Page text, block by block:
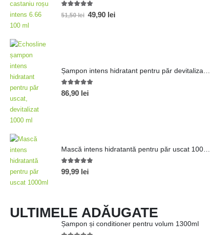
out of 5
51,50lei 49,90 lei
5.00out of 5
86,90 lei
4.80out of 5
99,99 lei
ULTIMELE ADĂUGATE
Șampon și conditioner pentru volum 1300ml